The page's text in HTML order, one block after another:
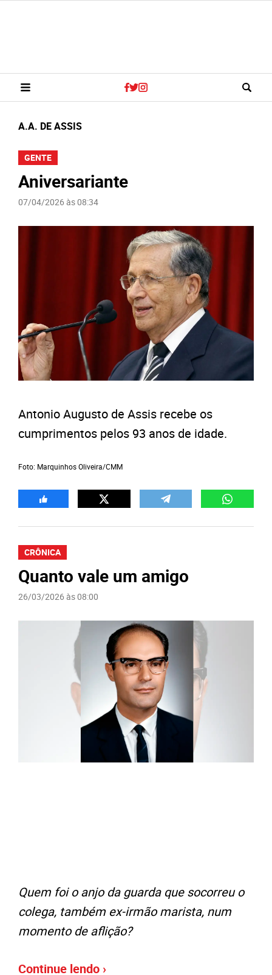
A.A. DE ASSIS
GENTE
Aniversariante
07/04/2026 às 08:34
Antonio Augusto de Assis recebe os
cumprimentos pelos 93 anos de idade.
Foto: Marquinhos Oliveira/CMM
CRÔNICA
Quanto vale um amigo
26/03/2026 às 08:00
Quem foi o anjo da guarda que socorreu o
colega, também ex-irmão marista, num
momento de aflição?
Continue lendo ›